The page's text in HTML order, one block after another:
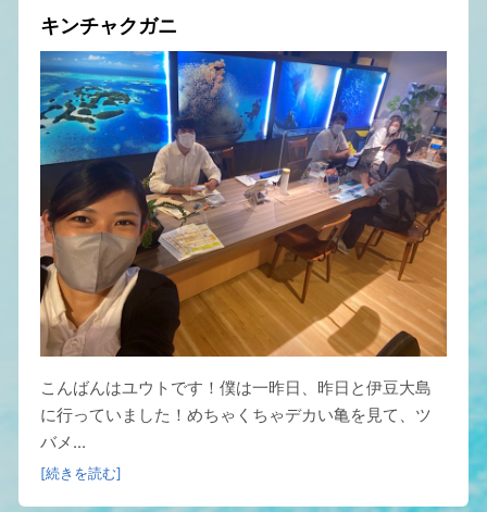
キンチャクガニ
こんばんはユウトです！僕は一昨日、昨日と伊豆大島
に行っていました！めちゃくちゃデカい亀を見て、ツ
バメ...
[続きを読む]